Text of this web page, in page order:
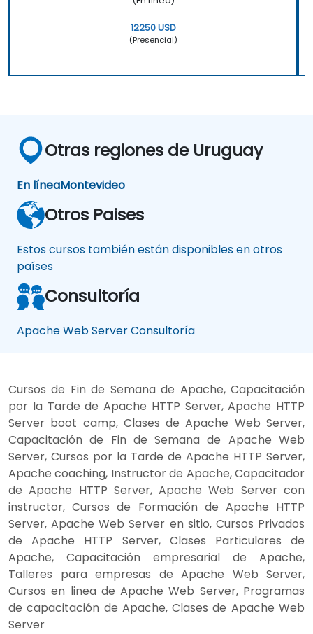
12250 USD
(Presencial)
Otras regiones de Uruguay
En líneaMontevideo
Otros Paises
Estos cursos también están disponibles en otros
países
Consultoría
Apache Web Server Consultoría
Cursos de Fin de Semana de Apache, Capacitación
por la Tarde de Apache HTTP Server, Apache HTTP
Server boot camp, Clases de Apache Web Server,
Capacitación de Fin de Semana de Apache Web
Server, Cursos por la Tarde de Apache HTTP Server,
Apache coaching, Instructor de Apache, Capacitador
de Apache HTTP Server, Apache Web Server con
instructor, Cursos de Formación de Apache HTTP
Server, Apache Web Server en sitio, Cursos Privados
de Apache HTTP Server, Clases Particulares de
Apache, Capacitación empresarial de Apache,
Talleres para empresas de Apache Web Server,
Cursos en linea de Apache Web Server, Programas
de capacitación de Apache, Clases de Apache Web
Server